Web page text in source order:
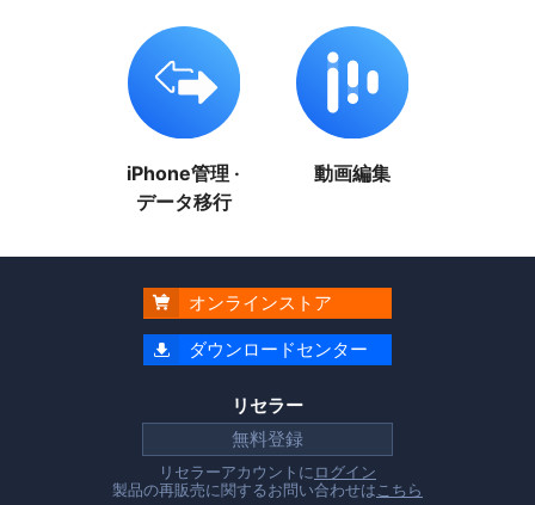
iPhone管理 ·
データ移行
動画編集
 オンラインストア
 ダウンロードセンター
リセラー
無料登録
リセラーアカウントにログイン
製品の再販売に関するお問い合わせはこちら